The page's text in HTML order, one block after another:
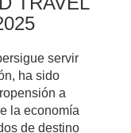
servir
ha sido
a
la economía
de destino